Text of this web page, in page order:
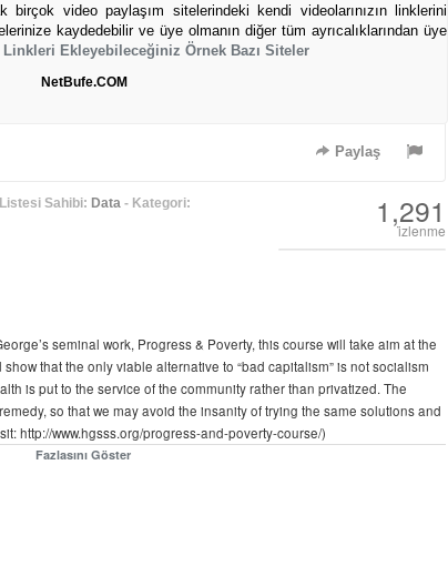
birçok video paylaşım sitelerindeki kendi videolarınızın linklerini
kaydedebilir ve üye olmanın diğer tüm ayrıcalıklarından üye
Ekleyebileceğiniz Örnek Bazı Siteler
NetBufe.COM
Paylaş
Sahibi: Data- Kategori:
1,291
i̇zlenme
seminal work, Progress & Poverty, this course will take aim at the
that the only viable alternative to “bad capitalism” is not socialism
is put to the service of the community rather than privatized. The
so that we may avoid the insanity of trying the same solutions and
http://www.hgsss.org/progress-and-poverty-course/)
Fazlasını Göster